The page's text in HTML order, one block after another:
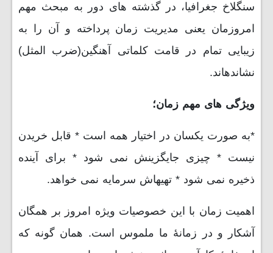
سنگلاخ جغرافیا، در گذشته های دور به مبحث مهم
امروزمان یعنی مدیریت زمان پرداخته و آن را به
زیبایی تمام در قامت کلماتی آهنگین(ضرب المثل)
نشاندهاند.
ویژگی های مهم زمان؛
*به صورت یکسان در اختیار همه است * قابل خریدن
نیست * چیزی جایگزینش نمی شود * برای آینده
ذخیره نمی شود * تهیهاش سرمایه نمی خواهد.
اهمیت زمان با این خصوصیات ویژه امروز بر همگان
آشکار و در زمانۀ ما ملموس است. همان گونه که